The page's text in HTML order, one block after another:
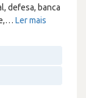
defesa, banca
… Ler mais